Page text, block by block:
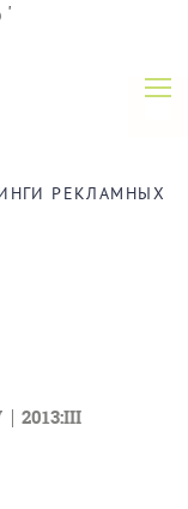
'
РЕКЛАМНЫХ
2013:III